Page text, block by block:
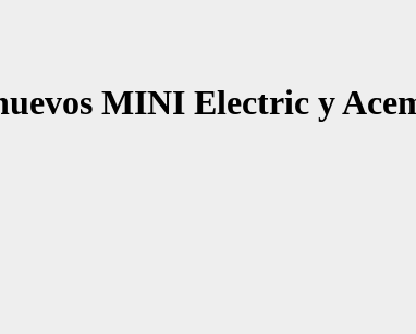
MINI Electric y